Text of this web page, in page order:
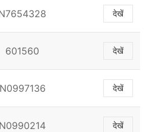
देखें
601560 देखें
N0997136 देखें
N0990214 देखें